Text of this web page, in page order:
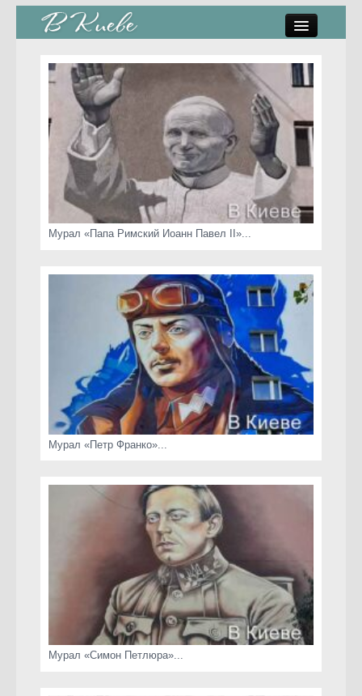
стрит-арт
коты Киева
скамейки
часы Киева
Мурал «Папа Римский Иоанн Павел II»...
Мурал «Петр Франко»...
Мурал «Симон Петлюра»...